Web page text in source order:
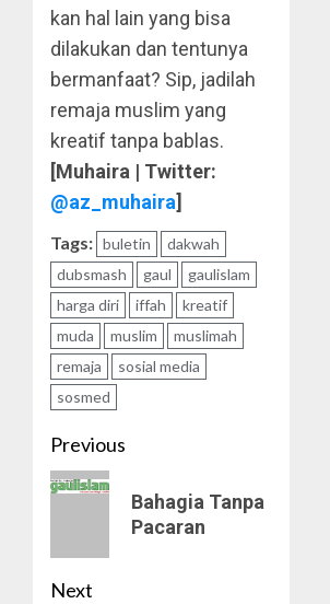
kan hal lain yang bisa
dilakukan dan tentunya
bermanfaat? Sip, jadilah
remaja muslim yang
kreatif tanpa bablas.
[Muhaira | Twitter:
@az_muhaira]
Tags: buletin
dakwah
dubsmash
gaul
gaulislam
harga diri
iffah
kreatif
muda
muslim
muslimah
remaja
sosial media
sosmed
Post
navigation
Previous
Previous
Bahagia Tanpa
Pacaran
Next